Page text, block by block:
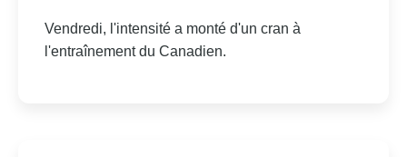
Vendredi, l'intensité a monté d'un cran à
l'entraînement du Canadien.